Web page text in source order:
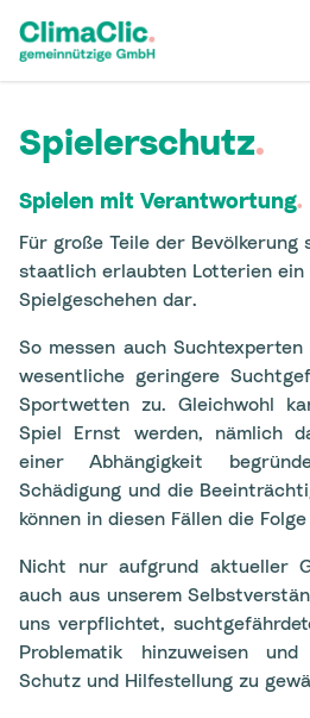
Spielerschutz.
Spielen mit Verantwortung.
Für große Teile der Bevölkerung
staatlich erlaubten Lotterien ein
Spielgeschehen dar.
So messen auch
wesentliche geringere
Sportwetten zu. Gleichwohl
Spiel Ernst werden, nämlich
einer Abhängigkeit
Schädigung und die
können in diesen Fällen die
Nicht nur aufgrund aktueller
auch aus unserem
uns verpflichtet,
Problematik hinzuweisen und
Schutz und Hilfestellung zu